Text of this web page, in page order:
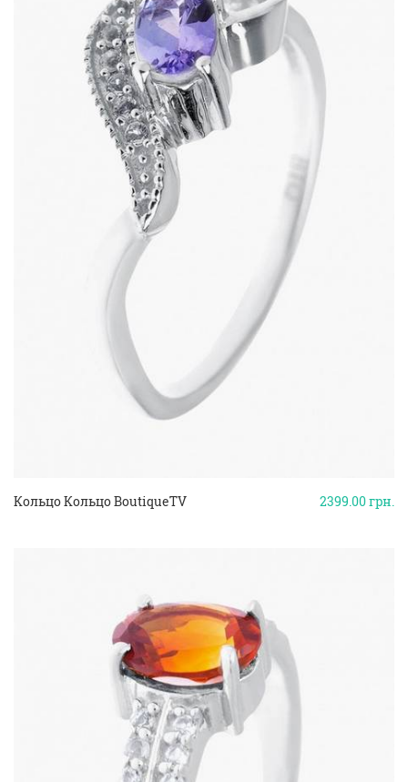
2399.00грн.
Кольцо Кольцо BoutiqueTV